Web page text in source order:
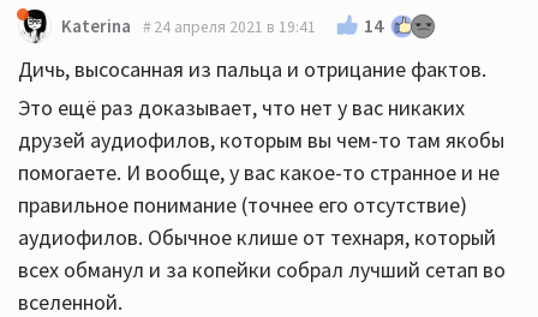
Katerina 24 апреля 2021 в 19:41 14
Дичь, высосанная из пальца и отрицание фактов.
Это ещё раз доказывает, что нет у вас никаких
друзей аудиофилов, которым вы чем-то там якобы
помогаете. И вообще, у вас какое-то странное и не
правильное понимание (точнее его отсутствие)
аудиофилов. Обычное клише от технаря, который
всех обманул и за копейки собрал лучший сетап во
вселенной.